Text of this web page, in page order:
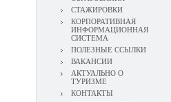
СТАЖИРОВКИ
КОРПОРАТИВНАЯ
ИНФОРМАЦИОННАЯ
СИСТЕМА
ПОЛЕЗНЫЕ ССЫЛКИ
ВАКАНСИИ
АКТУАЛЬНО О
ТУРИЗМЕ
КОНТАКТЫ